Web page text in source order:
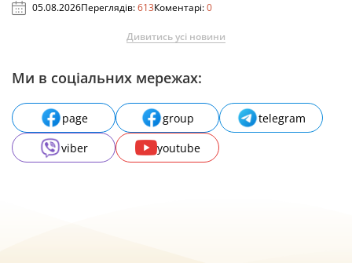
05.08.2026Переглядів:613Коментарі:0
Дивитись усі новини
Ми в соціальних мережах:
page group
telegram
viber
youtube